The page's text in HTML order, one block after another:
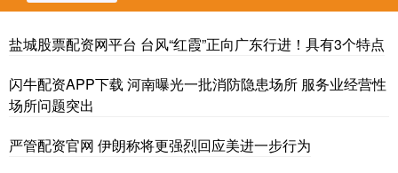
盐城股票配资网平台 台风“红霞”正向广东行进！具有3个特点
闪牛配资APP下载 河南曝光一批消防隐患场所 服务业经营性
场所问题突出
严管配资官网 伊朗称将更强烈回应美进一步行为